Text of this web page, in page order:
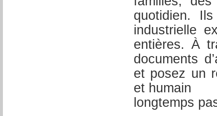
quotidien.
industrielle
entières. À
documents
et posez un
et humain
longtemps